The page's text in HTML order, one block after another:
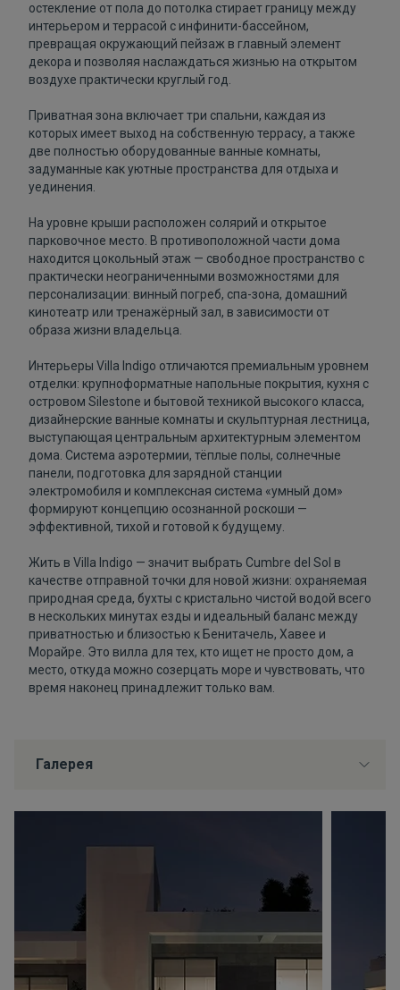
остекление от пола до потолка стирает границу между
интерьером и террасой с инфинити-бассейном,
превращая окружающий пейзаж в главный элемент
декора и позволяя наслаждаться жизнью на открытом
воздухе практически круглый год.
Приватная зона включает три спальни, каждая из
которых имеет выход на собственную террасу, а также
две полностью оборудованные ванные комнаты,
задуманные как уютные пространства для отдыха и
уединения.
На уровне крыши расположен солярий и открытое
парковочное место. В противоположной части дома
находится цокольный этаж — свободное пространство с
практически неограниченными возможностями для
персонализации: винный погреб, спа-зона, домашний
кинотеатр или тренажёрный зал, в зависимости от
образа жизни владельца.
Интерьеры Villa Indigo отличаются премиальным уровнем
отделки: крупноформатные напольные покрытия, кухня с
островом Silestone и бытовой техникой высокого класса,
дизайнерские ванные комнаты и скульптурная лестница,
выступающая центральным архитектурным элементом
дома. Система аэротермии, тёплые полы, солнечные
панели, подготовка для зарядной станции
электромобиля и комплексная система «умный дом»
формируют концепцию осознанной роскоши —
эффективной, тихой и готовой к будущему.
Жить в Villa Indigo — значит выбрать Cumbre del Sol в
качестве отправной точки для новой жизни: охраняемая
природная среда, бухты с кристально чистой водой всего
в нескольких минутах езды и идеальный баланс между
приватностью и близостью к Бенитачель, Хавее и
Морайре. Это вилла для тех, кто ищет не просто дом, а
место, откуда можно созерцать море и чувствовать, что
время наконец принадлежит только вам.
Галерея